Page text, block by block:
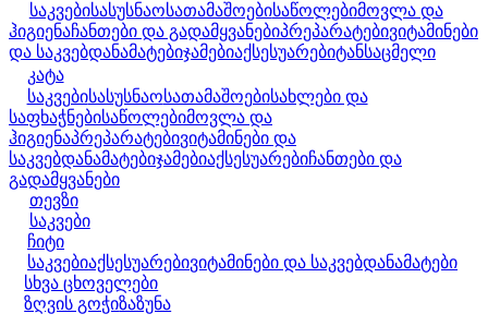
საკვებისასუსნაოსათამაშოებისაწოლებიმოვლა და
ჰიგიენაჩანთები და გადამყვანებიპრეპარატებივიტამინები
და საკვებდანამატებიჯამებიაქსესუარებიტანსაცმელი
კატა
საკვებისასუსნაოსათამაშოებისახლები და
საფხაჭნებისაწოლებიმოვლა და
ჰიგიენაპრეპარატებივიტამინები და
საკვებდანამატებიჯამებიაქსესუარებიჩანთები და
გადამყვანები
თევზი
საკვები
ჩიტი
საკვებიაქსესუარებივიტამინები და საკვებდანამატები
სხვა ცხოველები
ზღვის გოჭიზაზუნა